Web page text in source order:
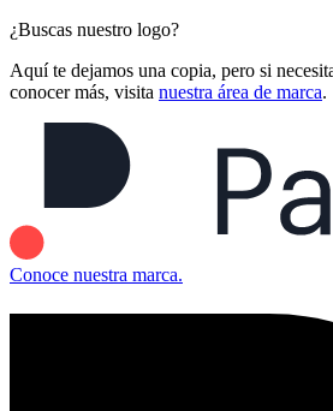
¿Buscas nuestro logo?
Aquí te dejamos una copia, pero si
conocer más, visita nuestra área de marca.
Conoce nuestra marca.